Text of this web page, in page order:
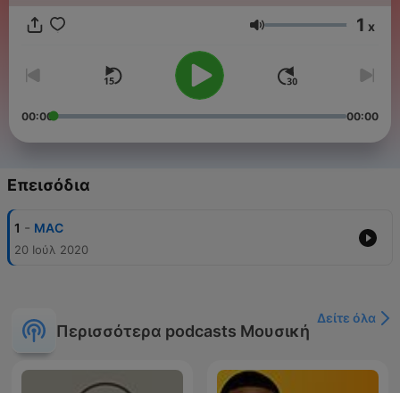
Ένταση 1 x
00:00 00:00
Επεισόδια
1 - MAC
20 Ιούλ 2020
Περισσότερα podcasts Μουσική
Δείτε όλα